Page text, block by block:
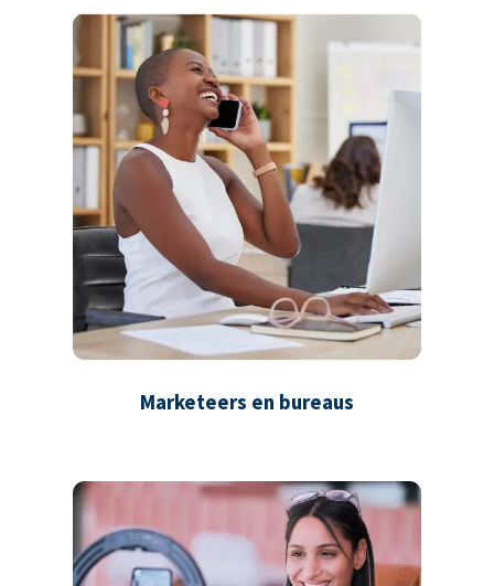
Marketeers en bureaus